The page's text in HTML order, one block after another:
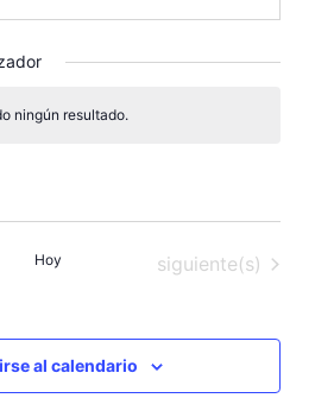
ningún resultado.
Hoy Eventos
siguiente(s)
al calendario